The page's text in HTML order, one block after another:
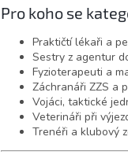
Pro koho se
Praktičtí lékaři a
Sestry z agentur
Fyzioterapeuti a
Záchranáři ZZS a
Vojáci, taktické
Veterináři při
Trenéři a klubový